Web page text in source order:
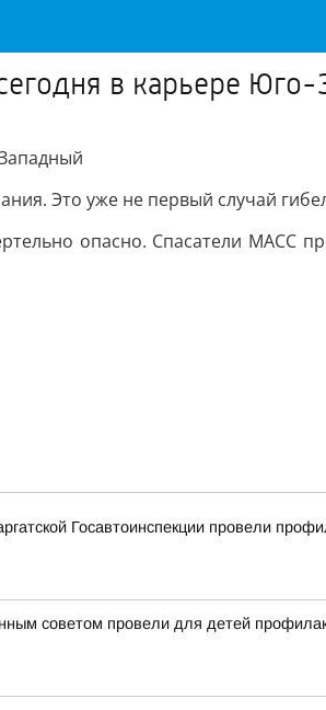
в карьере Юго-
Это уже не первый случай
опасно. Спасатели МАСС
Госавтоинспекции провели
советом провели для детей